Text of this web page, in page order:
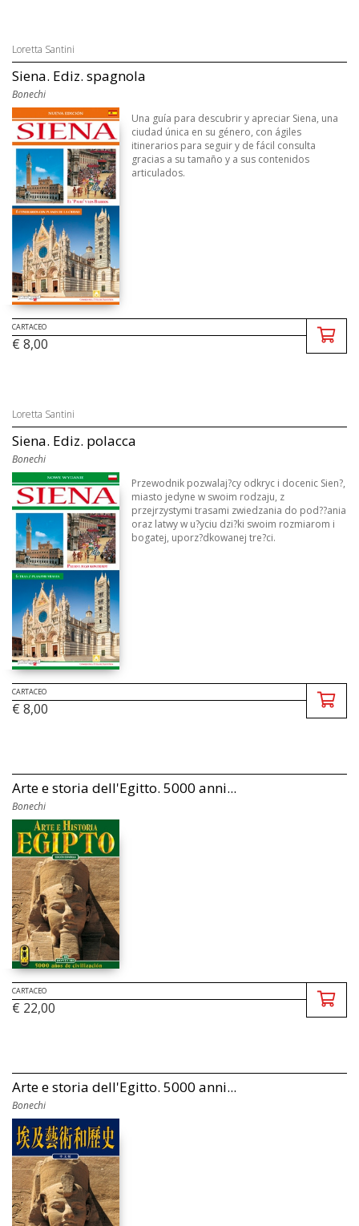
Loretta Santini
Siena. Ediz. spagnola
Bonechi
Una guía para descubrir y apreciar Siena, una
ciudad única en su género, con ágiles
itinerarios para seguir y de fácil consulta
gracias a su tamaño y a sus contenidos
articulados.
CARTACEO
€ 8,00
Loretta Santini
Siena. Ediz. polacca
Bonechi
Przewodnik pozwalaj?cy odkryc i docenic Sien?,
miasto jedyne w swoim rodzaju, z
przejrzystymi trasami zwiedzania do pod??ania
oraz latwy w u?yciu dzi?ki swoim rozmiarom i
bogatej, uporz?dkowanej tre?ci.
CARTACEO
€ 8,00
Arte e storia dell'Egitto. 5000 anni...
Bonechi
CARTACEO
€ 22,00
Arte e storia dell'Egitto. 5000 anni...
Bonechi